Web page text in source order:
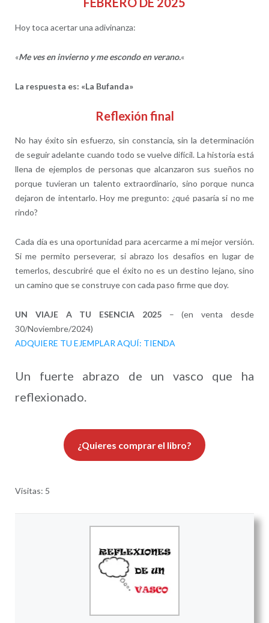
Hoy toca acertar una adivinanza:
«Me ves en invierno y me escondo en verano.«
La respuesta es: «La Bufanda»
Reflexión final
No hay éxito sin esfuerzo, sin constancia, sin la determinación
de seguir adelante cuando todo se vuelve difícil. La historia está
llena de ejemplos de personas que alcanzaron sus sueños no
porque tuvieran un talento extraordinario, sino porque nunca
dejaron de intentarlo. Hoy me pregunto: ¿qué pasaría si no me
rindo?
Cada día es una oportunidad para acercarme a mi mejor versión.
Si me permito perseverar, si abrazo los desafíos en lugar de
temerlos, descubriré que el éxito no es un destino lejano, sino
un camino que se construye con cada paso firme que doy.
UN VIAJE A TU ESENCIA 2025– (en venta desde
30/Noviembre/2024)
ADQUIERE TU EJEMPLAR AQUÍ: TIENDA
Un fuerte abrazo de un vasco que ha
reflexionado.
¿Quieres comprar el libro?
Visitas: 5